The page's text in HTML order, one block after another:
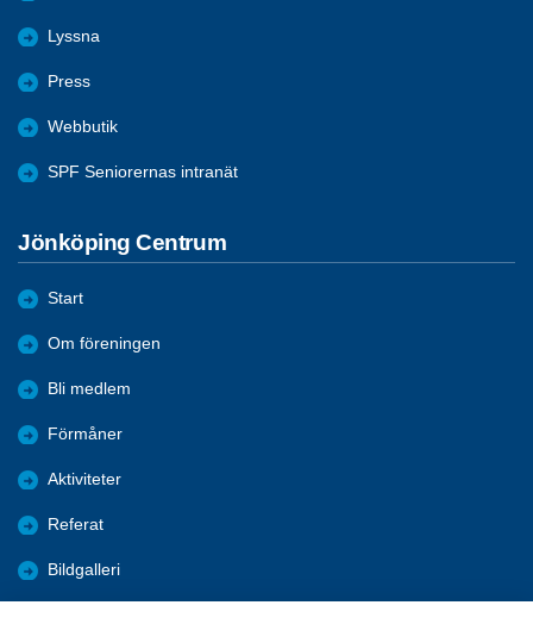
Lyssna
Press
Webbutik
SPF Seniorernas intranät
Jönköping Centrum
Start
Om föreningen
Bli medlem
Förmåner
Aktiviteter
Referat
Bildgalleri